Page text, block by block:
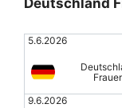
5.6.2026
9.6.2026